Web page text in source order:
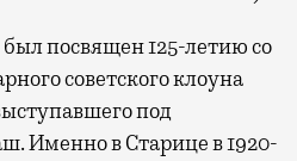
посвящен 125-летию со
советского клоуна
под
Именно в Старице в 1920-